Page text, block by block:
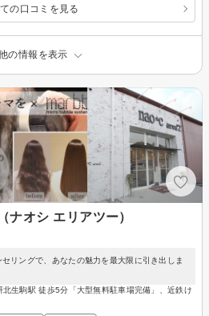
の口コミを見る
の情報を表示
オシ エリアツー）
リングで、あなたの魅力を最大限に引き出しま
生駒駅 徒歩5分「大型無料駐車場完備」、近鉄け